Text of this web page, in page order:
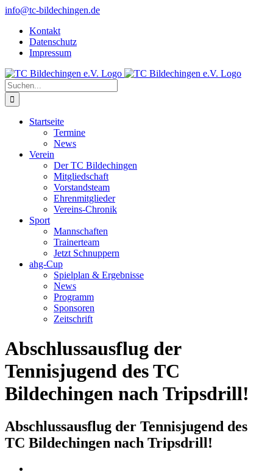
Zum
springen
info@tc-bildechingen.de
Kontakt
Datenschutz
Impressum
Suche
nach:
Startseite
Termine
News
Verein
Der TC Bildechingen
Mitgliedschaft
Vorstandsteam
Ehrenmitglieder
Vereins-Chronik
Sport
Mannschaften
Trainerteam
Jetzt Schnuppern
ahg-Cup
Spielplan & Ergebnisse
News
Programm
Sponsoren
Zeitschrift
Abschlussausflug der
Tennisjugend des TC
Bildechingen nach Tripsdrill!
Abschlussausflug der Tennisjugend des
TC Bildechingen nach Tripsdrill!